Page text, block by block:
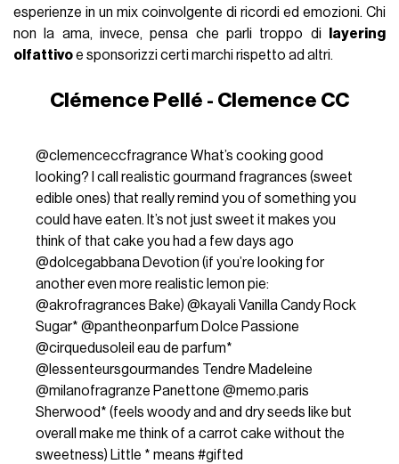
esperienze in un mix coinvolgente di ricordi ed emozioni. Chi
non la ama, invece, pensa che parli troppo di
layering
olfattivoe sponsorizzi certi marchi rispetto ad altri.
Clémence Pellé - Clemence CC
@clemenceccfragrance What’s cooking good
looking? I call realistic gourmand fragrances (sweet
edible ones) that really remind you of something you
could have eaten. It’s not just sweet it makes you
think of that cake you had a few days ago
@dolcegabbana Devotion (if you’re looking for
another even more realistic lemon pie:
@akrofragrances Bake) @kayali Vanilla Candy Rock
Sugar* @pantheonparfum Dolce Passione
@cirquedusoleil eau de parfum*
@lessenteursgourmandes Tendre Madeleine
@milanofragranze Panettone @memo.paris
Sherwood* (feels woody and and dry seeds like but
overall make me think of a carrot cake without the
sweetness) Little * means #gifted